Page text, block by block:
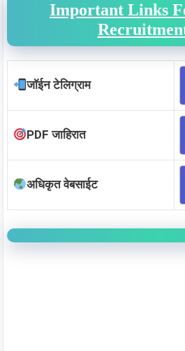
Important Links
जॉईन टेलिग्राम
PDF जाहिरात
अधिकृत वेबसाईट